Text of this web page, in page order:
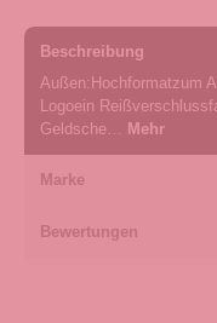
Beschreibung
Außen:Hochformatzum
Logoein
Geldsche… Mehr
Marke
Bewertungen